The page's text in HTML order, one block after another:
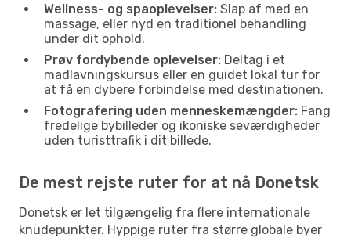
Wellness- og spaoplevelser: Slap af med en
massage, eller nyd en traditionel behandling
under dit ophold.
Prøv fordybende oplevelser: Deltag i et
madlavningskursus eller en guidet lokal tur for
at få en dybere forbindelse med destinationen.
Fotografering uden menneskemængder: Fang
fredelige bybilleder og ikoniske seværdigheder
uden turisttrafik i dit billede.
De mest rejste ruter for at nå Donetsk
Donetsk er let tilgængelig fra flere internationale
knudepunkter. Hyppige ruter fra større globale byer